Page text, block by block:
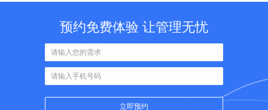
预约免费体验 让管理无忧